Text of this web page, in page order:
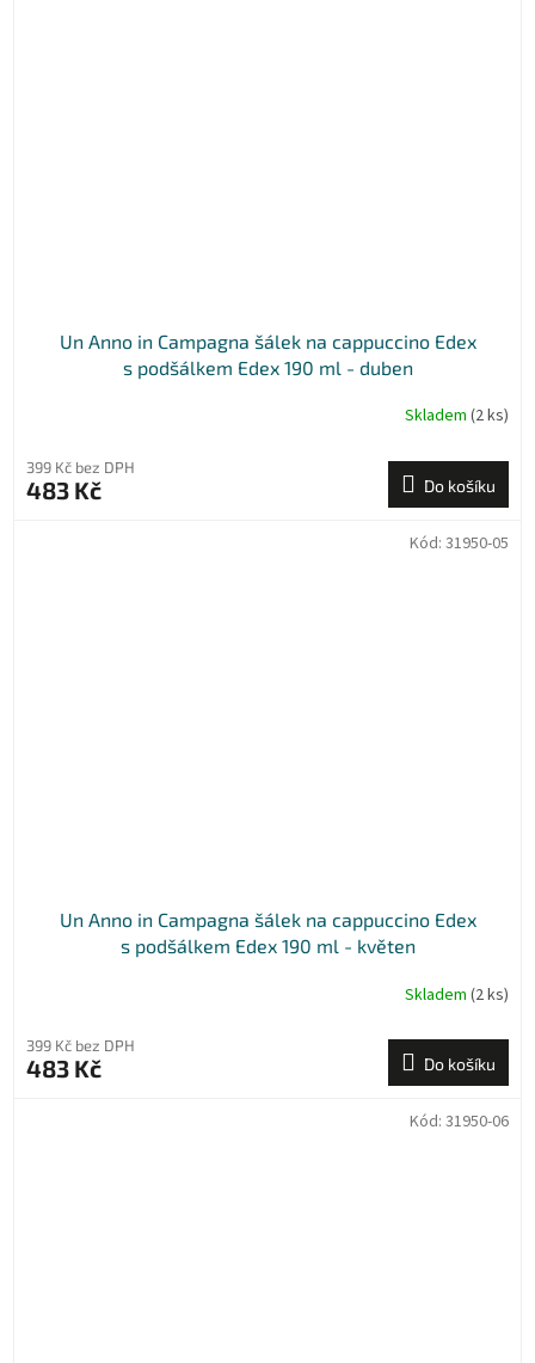
Un Anno in Campagna šálek na cappuccino Edex
s podšálkem Edex 190 ml - duben
Skladem (2 ks)
399 Kč bez DPH
483 Kč Do košíku
Un Anno in Campagna šálek na cappuccino Edex
s podšálkem Edex 190 ml - květen
Skladem (2 ks)
399 Kč bez DPH
483 Kč Do košíku
Kód: 31950-05
Kód: 31950-06